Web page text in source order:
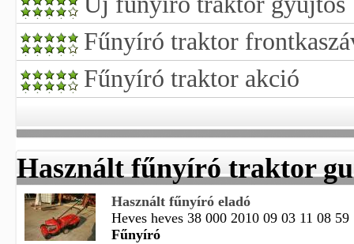
Fűnyíró traktor
Fűnyíró traktor akció
Használt fűnyíró traktor
Használt fűnyíró eladó
Heves heves 38 000 2010 09 03 11 08 59
Fűnyíró